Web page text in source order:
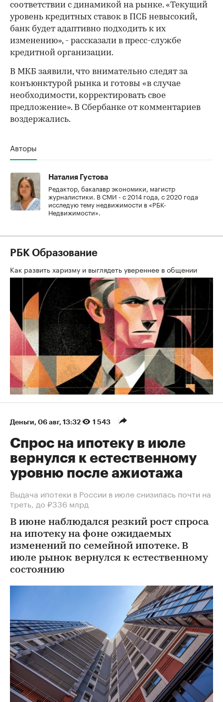
соответствии с динамикой на рынке. «Текущий
уровень кредитных ставок в ПСБ невысокий,
банк будет адаптивно подходить к их
изменению», - рассказали в пресс-службе
кредитной организации.
В МКБ заявили, что внимательно следят за
конъюнктурой рынка и готовы «в случае
необходимости, корректировать свое
предложение». В Сбербанке от комментариев
воздержались.
Авторы
Наталия Густова
Редактор, бакалавр экономики, магистр
журналистики. В СМИ - с 2014 года, с 2020 года
исследую тему недвижимости в «РБК-
Недвижимости».
РБК Образование
Как развить харизму и выглядеть увереннее в общении
Деньги 06 авг, 13:32 1 543
Спрос на ипотеку в июле
вернулся к естественному
уровню после ажиотажа
Выдача ипотеки в России в июле снизилась почти на
треть, до ₽336 млрд
В июне наблюдался резкий рост спроса
на ипотеку на фоне ожидаемых
изменений по семейной ипотеке. В
июле рынок вернулся к естественному
состоянию